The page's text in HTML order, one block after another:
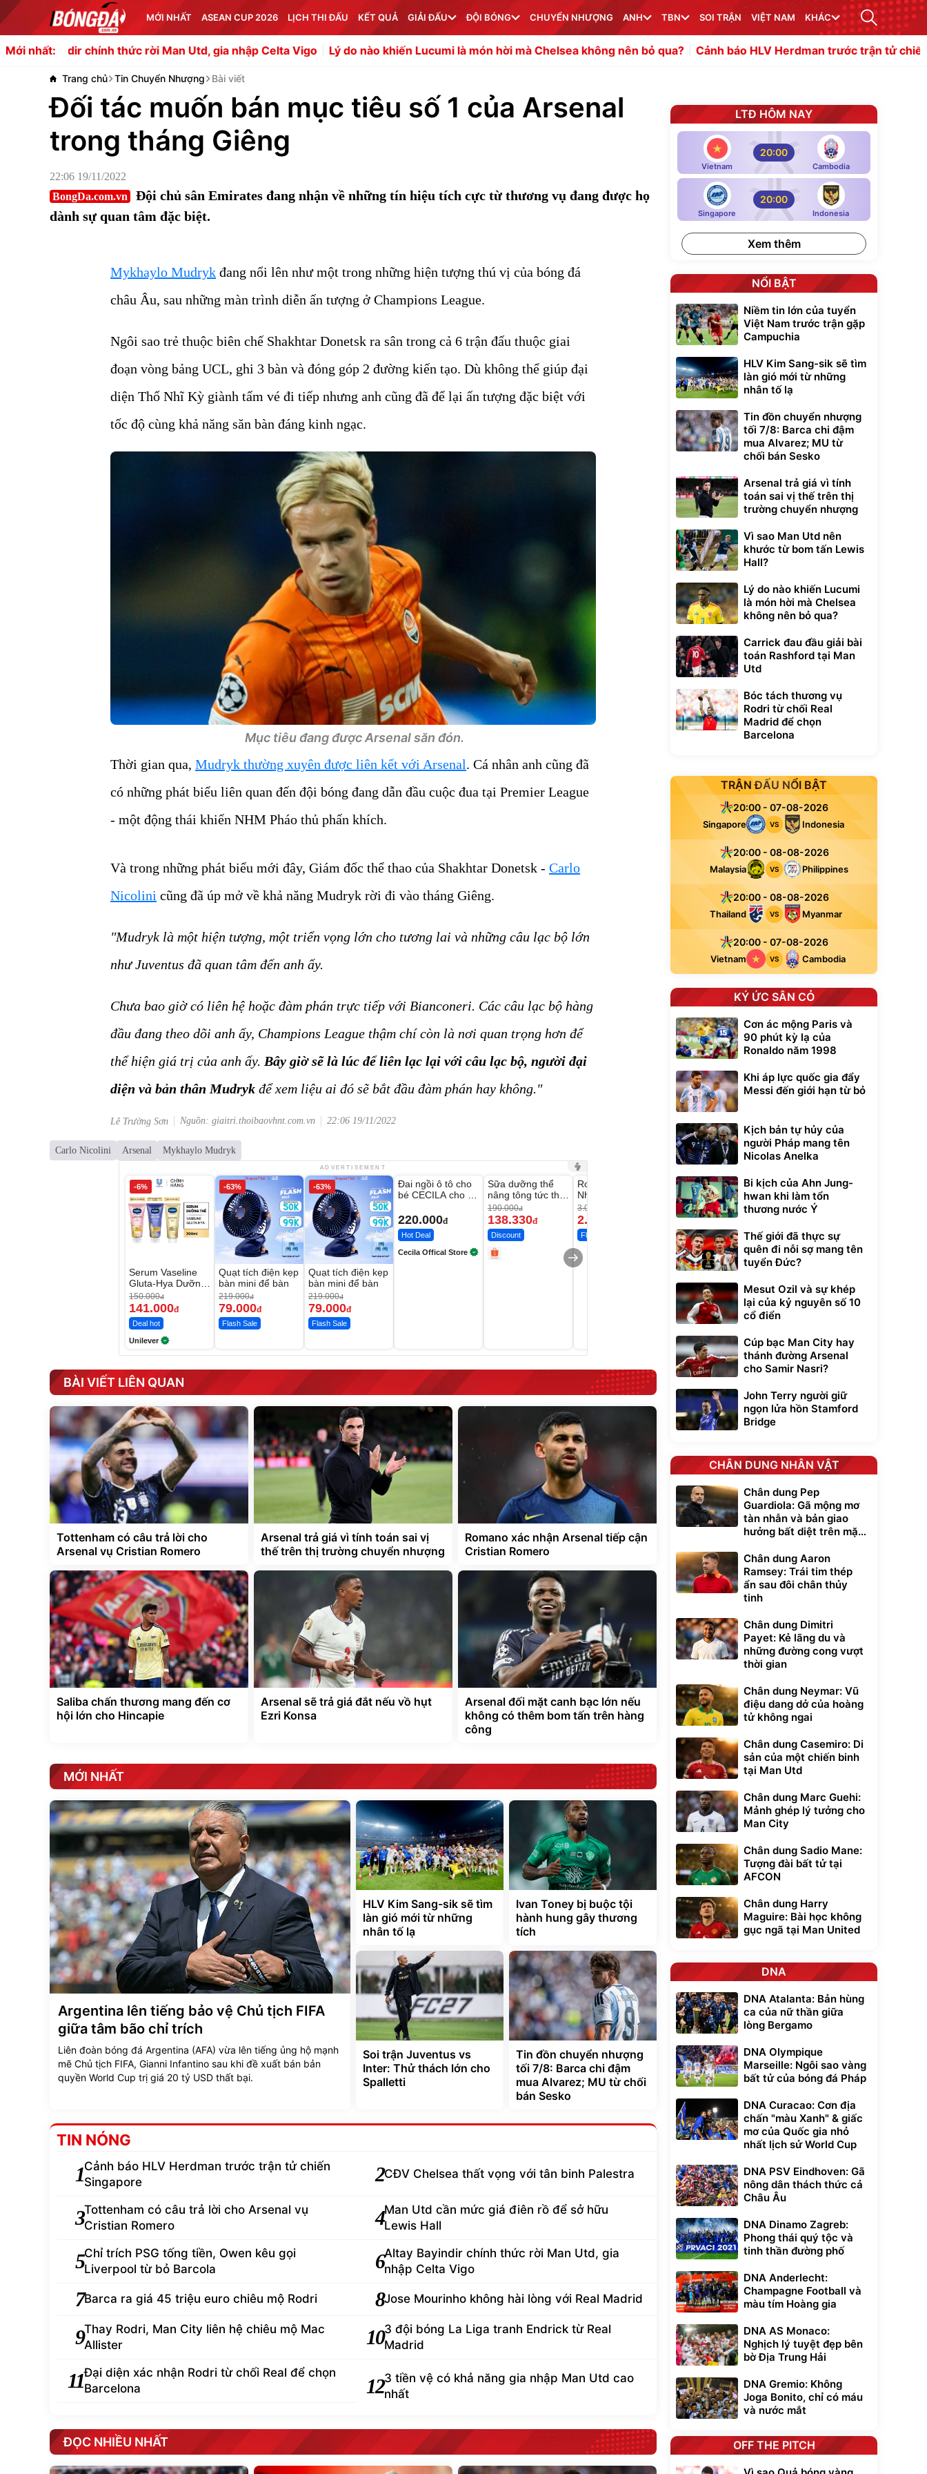
MỚI NHẤT ASEAN CUP 2026 LỊCH THI ĐẤU KẾT QUẢ GIẢI ĐẤU ĐỘI BÓNG CHUYỂN NHƯỢNG ANH TBN SOI TRẬN VIỆT NAM KHÁC
Mới nhất:
thức rời Man Utd, gia nhập Celta Vigo Lý do nào khiến Lucumi là món hời mà Chelsea không nên bỏ qua? Cảnh báo HLV Herdman trước trận tử chiến Singapore
Trang chủ Tin Chuyển Nhượng Bài viết
Đối tác muốn bán mục tiêu số 1 của Arsenal
trong tháng Giêng
22:06 19/11/2022
BongDa.com.vn
Đội chủ sân Emirates đang nhận về những tín hiệu tích cực từ thương vụ đang được họ
dành sự quan tâm đặc biệt.
Mykhaylo Mudryk đang nổi lên như một trong những hiện tượng thú vị của bóng đá
châu Âu, sau những màn trình diễn ấn tượng ở Champions League.
Ngôi sao trẻ thuộc biên chế Shakhtar Donetsk ra sân trong cả 6 trận đấu thuộc giai
đoạn vòng bảng UCL, ghi 3 bàn và đóng góp 2 đường kiến tạo. Dù không thể giúp đại
diện Thổ Nhĩ Kỳ giành tấm vé đi tiếp nhưng anh cũng đã để lại ấn tượng đặc biệt với
tốc độ cùng khả năng săn bàn đáng kinh ngạc.
Mục tiêu đang được Arsenal săn đón.
Thời gian qua, Mudryk thường xuyên được liên kết với Arsenal. Cá nhân anh cũng đã
có những phát biểu liên quan đến đội bóng đang dẫn đầu cuộc đua tại Premier League
- một động thái khiến NHM Pháo thủ phấn khích.
Và trong những phát biểu mới đây, Giám đốc thể thao của Shakhtar Donetsk - Carlo
Nicolini cũng đã úp mở về khả năng Mudryk rời đi vào tháng Giêng.
"Mudryk là một hiện tượng, một triển vọng lớn cho tương lai và những câu lạc bộ lớn
như Juventus đã quan tâm đến anh ấy.
Chưa bao giờ có liên hệ hoặc đàm phán trực tiếp với Bianconeri. Các câu lạc bộ hàng
đầu đang theo dõi anh ấy, Champions League thậm chí còn là nơi quan trọng hơn để
thể hiện giá trị của anh ấy. Bây giờ sẽ là lúc để liên lạc lại với câu lạc bộ, người đại
diện và bản thân Mudryk để xem liệu ai đó sẽ bắt đầu đàm phán hay không."
Lê Trường Sơn Nguồn: giaitri.thoibaovhnt.com.vn 22:06 19/11/2022
Carlo Nicolini Arsenal Mykhaylo Mudryk
ADVERTISEMENT
-6%
Serum Vaseline
Gluta-Hya Dưỡng
Da Sáng Mịn Sau
7 Ngày
150.000đ
141.000đ
Deal hot
Unilever
-63%
Quạt tích điện kẹp
bàn mini để bàn
219.000đ
79.000đ
Flash Sale
-63%
Quạt tích điện kẹp
bàn mini để bàn
219.000đ
79.000đ
Flash Sale
Đai ngồi ô tô cho
bé CECILA cho bé
220.000đ
Hot Deal
Cecila Offical Store
-27%
Sữa dưỡng thể
nâng tông tức thì
Vaseline Body
190.000đ
138.330đ
Discount
Robot Hút Bụi Lau
Nhà - D2-001 -
Thông Minh
3.000.000
2.200.000
Flash Sale
Vali Bamozo
Khung Nhôm
9066 Size
20/24/28 Cao Cấp
1.000.000đ
825.000đ
Flash Sale
lưng chống nóng
giúp thoải mái
trong di chuyển
295.000đ
BÀI VIẾT LIÊN QUAN
Tottenham có câu trả lời cho
Arsenal vụ Cristian Romero
Arsenal trả giá vì tính toán sai vị
thế trên thị trường chuyển nhượng
Romano xác nhận Arsenal tiếp cận
Cristian Romero
Saliba chấn thương mang đến cơ
hội lớn cho Hincapie
Arsenal sẽ trả giá đắt nếu vồ hụt
Ezri Konsa
Arsenal đối mặt canh bạc lớn nếu
không có thêm bom tấn trên hàng
công
MỚI NHẤT
Argentina lên tiếng bảo vệ Chủ tịch FIFA
giữa tâm bão chỉ trích
Liên đoàn bóng đá Argentina (AFA) vừa lên tiếng ủng hộ mạnh
mẽ Chủ tịch FIFA, Gianni Infantino sau khi đề xuất bán bản
quyền World Cup trị giá 20 tỷ USD thất bại.
HLV Kim Sang-sik sẽ tìm
làn gió mới từ những
nhân tố lạ
Ivan Toney bị buộc tội
hành hung gây thương
tích
Soi trận Juventus vs
Inter: Thử thách lớn cho
Spalletti
Tin đồn chuyển nhượng
tối 7/8: Barca chi đậm
mua Alvarez; MU từ chối
bán Sesko
TIN NÓNG
1Cảnh báo HLV Herdman trước trận tử chiến
Singapore
2CĐV Chelsea thất vọng với tân binh Palestra
3Tottenham có câu trả lời cho Arsenal vụ
Cristian Romero
4Man Utd cần mức giá điên rồ để sở hữu
Lewis Hall
5Chỉ trích PSG tống tiền, Owen kêu gọi
Liverpool từ bỏ Barcola
6Altay Bayindir chính thức rời Man Utd, gia
nhập Celta Vigo
7Barca ra giá 45 triệu euro chiêu mộ Rodri 8Jose Mourinho không hài lòng với Real Madrid
9Thay Rodri, Man City liên hệ chiêu mộ Mac
Allister
103 đội bóng La Liga tranh Endrick từ Real
Madrid
11Đại diện xác nhận Rodri từ chối Real để chọn
Barcelona
123 tiền vệ có khả năng gia nhập Man Utd cao
nhất
ĐỌC NHIỀU NHẤT
LTĐ HÔM NAY
Vietnam
20:00
Cambodia
Singapore
20:00
Indonesia
Xem thêm
NỔI BẬT
Niềm tin lớn của tuyển
Việt Nam trước trận gặp
Campuchia
HLV Kim Sang-sik sẽ tìm
làn gió mới từ những
nhân tố lạ
Tin đồn chuyển nhượng
tối 7/8: Barca chi đậm
mua Alvarez; MU từ
chối bán Sesko
Arsenal trả giá vì tính
toán sai vị thế trên thị
trường chuyển nhượng
Vì sao Man Utd nên
khước từ bom tấn Lewis
Hall?
Lý do nào khiến Lucumi
là món hời mà Chelsea
không nên bỏ qua?
Carrick đau đầu giải bài
toán Rashford tại Man
Utd
Bóc tách thương vụ
Rodri từ chối Real
Madrid để chọn
Barcelona
TRẬN ĐẤU NỔI BẬT
20:00 - 07-08-2026
Singapore VS Indonesia
20:00 - 08-08-2026
Malaysia VS Philippines
20:00 - 08-08-2026
Thailand VS Myanmar
20:00 - 07-08-2026
Vietnam VS Cambodia
KÝ ỨC SÂN CỎ
Cơn ác mộng Paris và
90 phút kỳ lạ của
Ronaldo năm 1998
Khi áp lực quốc gia đẩy
Messi đến giới hạn từ bỏ
Kịch bản tự hủy của
người Pháp mang tên
Nicolas Anelka
Bi kịch của Ahn Jung-
hwan khi làm tổn
thương nước Ý
Thế giới đã thực sự
quên đi nỗi sợ mang tên
tuyển Đức?
Mesut Ozil và sự khép
lại của kỷ nguyên số 10
cổ điển
Cúp bạc Man City hay
thánh đường Arsenal
cho Samir Nasri?
John Terry người giữ
ngọn lửa hồn Stamford
Bridge
CHÂN DUNG NHÂN VẬT
Chân dung Pep
Guardiola: Gã mộng mơ
tàn nhẫn và bản giao
hưởng bất diệt trên mặt
Chân dung Aaron
Ramsey: Trái tim thép
ẩn sau đôi chân thủy
tinh
Chân dung Dimitri
Payet: Kẻ lãng du và
những đường cong vượt
thời gian
Chân dung Neymar: Vũ
điệu dang dở của hoàng
tử không ngai
Chân dung Casemiro: Di
sản của một chiến binh
tại Man Utd
Chân dung Marc Guehi:
Mảnh ghép lý tưởng cho
Man City
Chân dung Sadio Mane:
Tượng đài bất tử tại
AFCON
Chân dung Harry
Maguire: Bài học không
gục ngã tại Man United
DNA
DNA Atalanta: Bản hùng
ca của nữ thần giữa
lòng Bergamo
DNA Olympique
Marseille: Ngôi sao vàng
bất tử của bóng đá Pháp
DNA Curacao: Cơn địa
chấn "màu Xanh" & giấc
mơ của Quốc gia nhỏ
nhất lịch sử World Cup
DNA PSV Eindhoven: Gã
nông dân thách thức cả
Châu Âu
DNA Dinamo Zagreb:
Phong thái quý tộc và
tinh thần đường phố
DNA Anderlecht:
Champagne Football và
màu tím Hoàng gia
DNA AS Monaco:
Nghịch lý tuyệt đẹp bên
bờ Địa Trung Hải
DNA Gremio: Không
Joga Bonito, chỉ có máu
và nước mắt
OFF THE PITCH